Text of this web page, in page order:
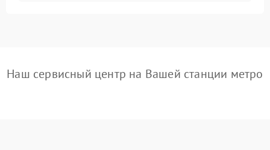
Наш сервисный центр на Вашей станции метро